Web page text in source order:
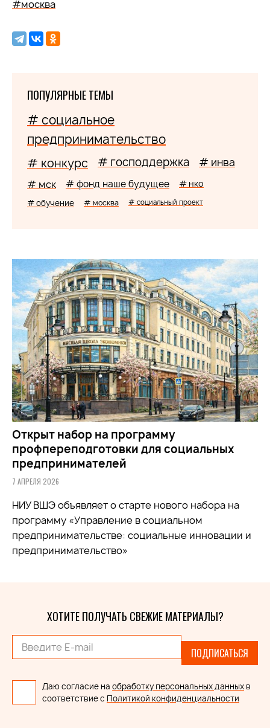
#москва
ПОПУЛЯРНЫЕ ТЕМЫ
# социальное
предпринимательство
# конкурс # господдержка # инва
# мск # фонд наше будущее # нко
# обучение # москва # социальный проект
Открыт набор на программу
профпереподготовки для социальных
предпринимателей
7 АПРЕЛЯ 2026
НИУ ВШЭ объявляет о старте нового набора на
программу «Управление в социальном
предпринимательстве: социальные инновации и
предпринимательство»
ХОТИТЕ ПОЛУЧАТЬ СВЕЖИЕ МАТЕРИАЛЫ?
ПОДПИСАТЬСЯ
Даю согласие на обработку персональных данных в
соответствие с Политикой конфиденциальности